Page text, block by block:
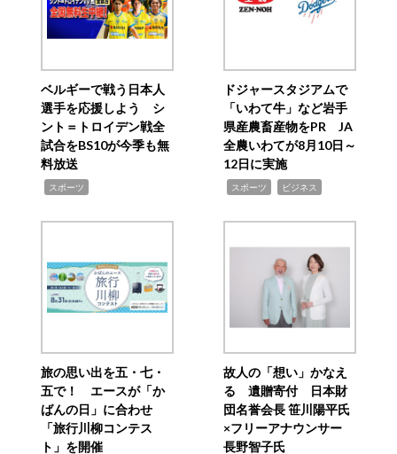
ベルギーで戦う日本人
選手を応援しよう シ
ント＝トロイデン戦全
試合をBS10が今季も無
料放送
スポーツ
ドジャースタジアムで
「いわて牛」など岩手
県産農畜産物をPR JA
全農いわてが8月10日～
12日に実施
スポーツ ビジネス
旅の思い出を五・七・
五で！ エースが「か
ばんの日」に合わせ
「旅行川柳コンテス
ト」を開催
故人の「想い」かなえ
る 遺贈寄付 日本財
団名誉会長 笹川陽平氏
×フリーアナウンサー
長野智子氏